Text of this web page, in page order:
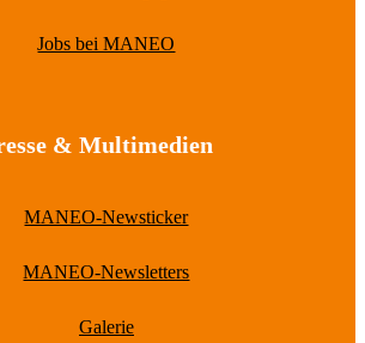
Jobs bei MANEO
& Multimedien
MANEO-Newsticker
MANEO-Newsletters
Galerie